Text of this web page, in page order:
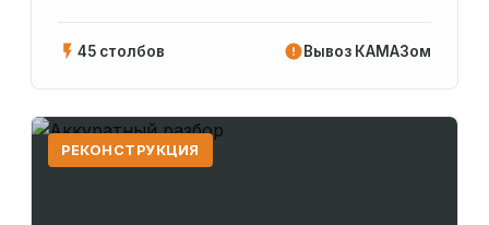
45 столбов Вывоз КАМАЗом
РЕКОНСТРУКЦИЯ